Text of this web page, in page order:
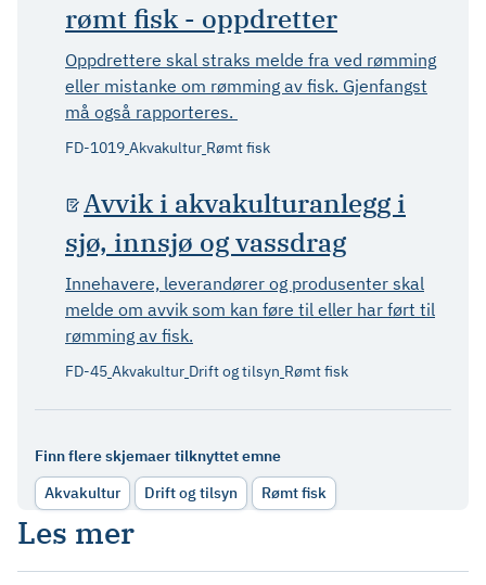
rømt fisk - oppdretter
Oppdrettere skal straks melde fra ved rømming
eller mistanke om rømming av fisk. Gjenfangst
må også rapporteres.
FD-1019 Akvakultur Rømt fisk
Avvik i akvakulturanlegg i
sjø, innsjø og vassdrag
Innehavere, leverandører og produsenter skal
melde om avvik som kan føre til eller har ført til
rømming av fisk.
FD-45 Akvakultur Drift og tilsyn Rømt fisk
Finn flere skjemaer tilknyttet emne
Akvakultur
Drift og tilsyn Rømt fisk
Les mer